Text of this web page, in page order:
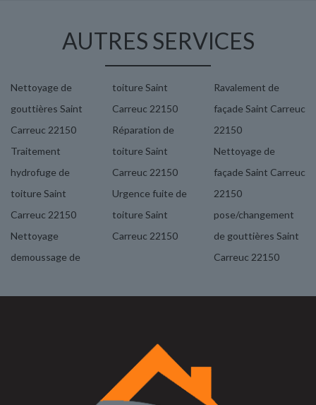
AUTRES SERVICES
Nettoyage de
gouttières Saint
Carreuc 22150
Traitement
hydrofuge de
toiture Saint
Carreuc 22150
Nettoyage
demoussage de
toiture Saint
Carreuc 22150
Réparation de
toiture Saint
Carreuc 22150
Urgence fuite de
toiture Saint
Carreuc 22150
Ravalement de
façade Saint Carreuc
22150
Nettoyage de
façade Saint Carreuc
22150
pose/changement
de gouttières Saint
Carreuc 22150